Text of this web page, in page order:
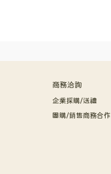
商務洽詢
企業採購/送禮
團購/銷售商務合作